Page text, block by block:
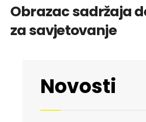
Obrazac sadržaja
za savjetovanje
Novosti